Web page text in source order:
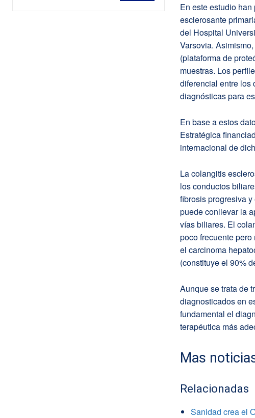
En este estudio
esclerosante
del Hospital
Varsovia.
(plataforma de
muestras. Los
diferencial entre los
diagnósticas para
En base a estos
Estratégica
internacional de
La colangitis
los conductos
fibrosis progresiva
puede conllevar la
vías biliares. El
poco frecuente
el carcinoma
(constituye el 90%
Aunque se trata de
diagnosticados en
fundamental el
terapéutica más
Mas
Relacionadas
Sanidad crea el